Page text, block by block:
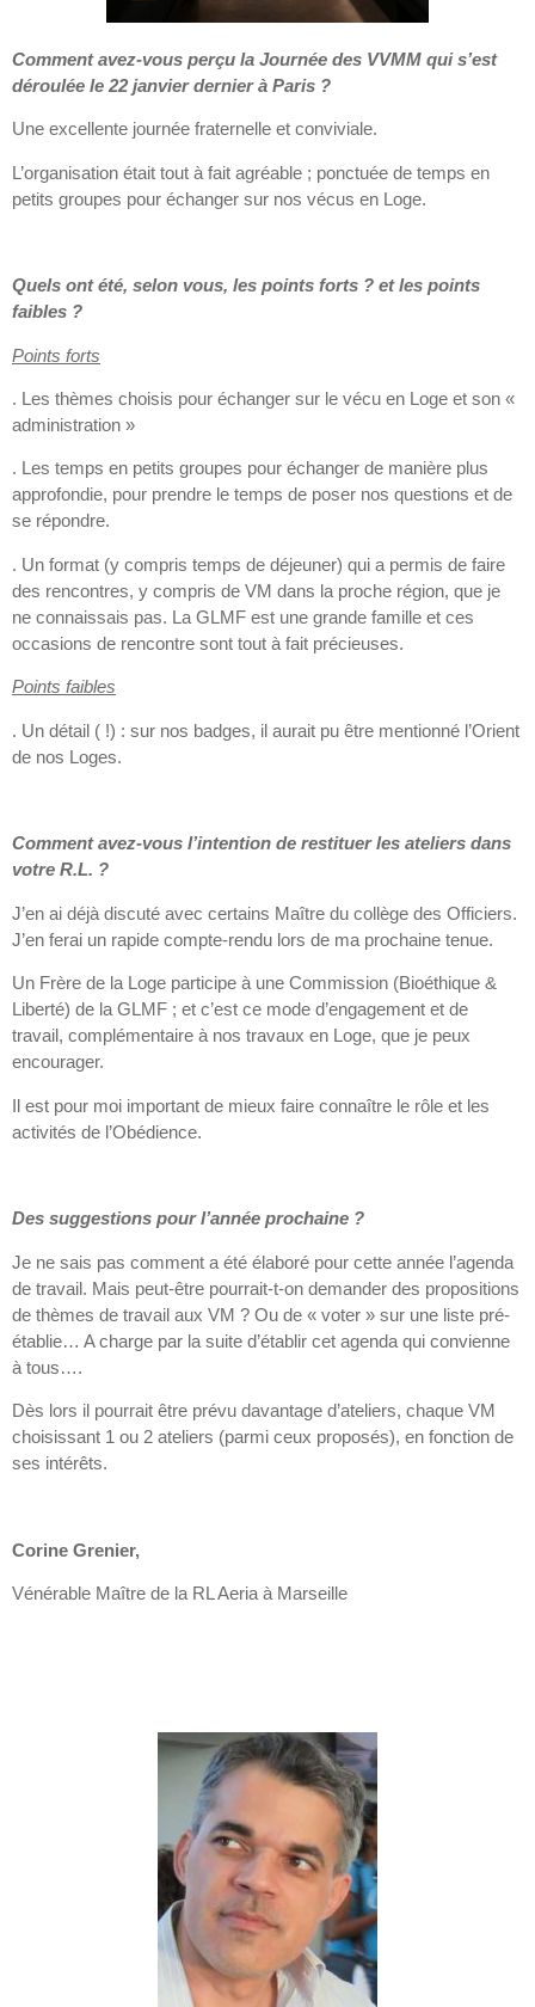
Comment avez-vous perçu la Journée des VVMM qui s’est
déroulée le 22 janvier dernier à Paris ?
Une excellente journée fraternelle et conviviale.
L’organisation était tout à fait agréable ; ponctuée de temps en
petits groupes pour échanger sur nos vécus en Loge.
Quels ont été, selon vous, les points forts ? et les points
faibles ?
Points forts
. Les thèmes choisis pour échanger sur le vécu en Loge et son «
administration »
. Les temps en petits groupes pour échanger de manière plus
approfondie, pour prendre le temps de poser nos questions et de
se répondre.
. Un format (y compris temps de déjeuner) qui a permis de faire
des rencontres, y compris de VM dans la proche région, que je
ne connaissais pas. La GLMF est une grande famille et ces
occasions de rencontre sont tout à fait précieuses.
Points faibles
. Un détail ( !) : sur nos badges, il aurait pu être mentionné l’Orient
de nos Loges.
Comment avez-vous l’intention de restituer les ateliers dans
votre R.L. ?
J’en ai déjà discuté avec certains Maître du collège des Officiers.
J’en ferai un rapide compte-rendu lors de ma prochaine tenue.
Un Frère de la Loge participe à une Commission (Bioéthique &
Liberté) de la GLMF ; et c’est ce mode d’engagement et de
travail, complémentaire à nos travaux en Loge, que je peux
encourager.
Il est pour moi important de mieux faire connaître le rôle et les
activités de l’Obédience.
Des suggestions pour l’année prochaine ?
Je ne sais pas comment a été élaboré pour cette année l’agenda
de travail. Mais peut-être pourrait-t-on demander des propositions
de thèmes de travail aux VM ? Ou de « voter » sur une liste pré-
établie… A charge par la suite d’établir cet agenda qui convienne
à tous….
Dès lors il pourrait être prévu davantage d’ateliers, chaque VM
choisissant 1 ou 2 ateliers (parmi ceux proposés), en fonction de
ses intérêts.
Corine Grenier,
Vénérable Maître de la RL Aeria à Marseille